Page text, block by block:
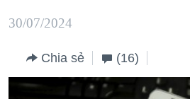
điều
hướng
chính
DIỄN ĐÀN
MỤC
TỰ DO BÁO CHÍ
CHUYÊN ĐỀ
30/07/2024
Chia sẻ (16)